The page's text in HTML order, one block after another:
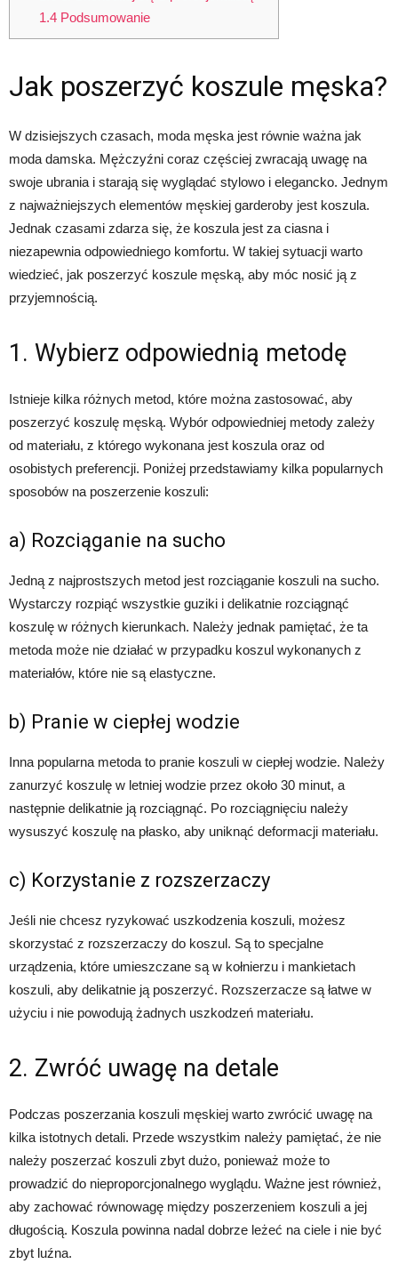
1.4Podsumowanie
Jak poszerzyć koszule męska?
W dzisiejszych czasach, moda męska jest równie ważna jak
moda damska. Mężczyźni coraz częściej zwracają uwagę na
swoje ubrania i starają się wyglądać stylowo i elegancko. Jednym
z najważniejszych elementów męskiej garderoby jest koszula.
Jednak czasami zdarza się, że koszula jest za ciasna i
niezapewnia odpowiedniego komfortu. W takiej sytuacji warto
wiedzieć, jak poszerzyć koszule męską, aby móc nosić ją z
przyjemnością.
1. Wybierz odpowiednią metodę
Istnieje kilka różnych metod, które można zastosować, aby
poszerzyć koszulę męską. Wybór odpowiedniej metody zależy
od materiału, z którego wykonana jest koszula oraz od
osobistych preferencji. Poniżej przedstawiamy kilka popularnych
sposobów na poszerzenie koszuli:
a) Rozciąganie na sucho
Jedną z najprostszych metod jest rozciąganie koszuli na sucho.
Wystarczy rozpiąć wszystkie guziki i delikatnie rozciągnąć
koszulę w różnych kierunkach. Należy jednak pamiętać, że ta
metoda może nie działać w przypadku koszul wykonanych z
materiałów, które nie są elastyczne.
b) Pranie w ciepłej wodzie
Inna popularna metoda to pranie koszuli w ciepłej wodzie. Należy
zanurzyć koszulę w letniej wodzie przez około 30 minut, a
następnie delikatnie ją rozciągnąć. Po rozciągnięciu należy
wysuszyć koszulę na płasko, aby uniknąć deformacji materiału.
c) Korzystanie z rozszerzaczy
Jeśli nie chcesz ryzykować uszkodzenia koszuli, możesz
skorzystać z rozszerzaczy do koszul. Są to specjalne
urządzenia, które umieszczane są w kołnierzu i mankietach
koszuli, aby delikatnie ją poszerzyć. Rozszerzacze są łatwe w
użyciu i nie powodują żadnych uszkodzeń materiału.
2. Zwróć uwagę na detale
Podczas poszerzania koszuli męskiej warto zwrócić uwagę na
kilka istotnych detali. Przede wszystkim należy pamiętać, że nie
należy poszerzać koszuli zbyt dużo, ponieważ może to
prowadzić do nieproporcjonalnego wyglądu. Ważne jest również,
aby zachować równowagę między poszerzeniem koszuli a jej
długością. Koszula powinna nadal dobrze leżeć na ciele i nie być
zbyt luźna.